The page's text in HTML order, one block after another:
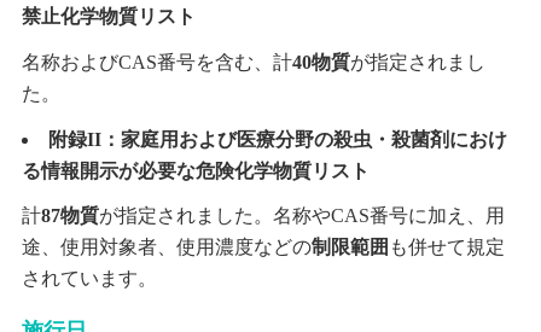
禁止化学物質リスト
名称およびCAS番号を含む、計40物質が指定されまし
た。
附録II：家庭用および医療分野の殺虫・殺菌剤におけ
る情報開示が必要な危険化学物質リスト
計87物質が指定されました。名称やCAS番号に加え、用
途、使用対象者、使用濃度などの制限範囲 も併せて規定
されています。